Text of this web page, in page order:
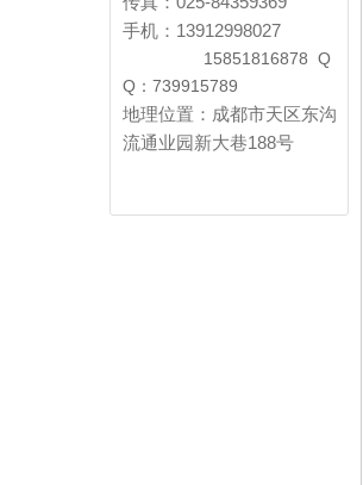
手机：13912998027
15851816878 Q
Q：739915789
地理位置：成都市天区东沟
流通业园新大巷188号